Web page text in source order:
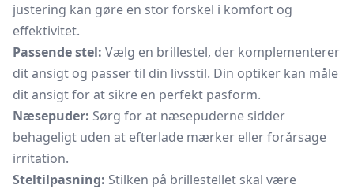
justering kan gøre en stor forskel i komfort og
effektivitet.
Passende stel: Vælg en brillestel, der komplementerer
dit ansigt og passer til din livsstil. Din optiker kan måle
dit ansigt for at sikre en perfekt pasform.
Næsepuder: Sørg for at næsepuderne sidder
behageligt uden at efterlade mærker eller forårsage
irritation.
Steltilpasning: Stilken på brillestellet skal være